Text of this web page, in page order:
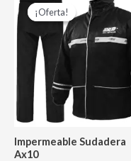
¡Oferta!
¡Oferta!
Impermeable Sudadera
Ax10
precio
original
era:
$ 156,000.00.